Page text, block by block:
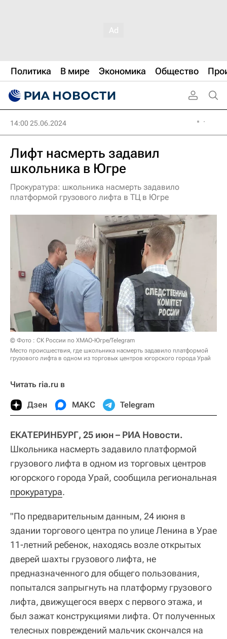
Политика В мире Экономика Общество
14:00 25.06.2024
Лифт насмерть задавил
школьника в Югре
Прокуратура: школьника насмерть задавило
платформой грузового лифта в ТЦ в Югре
© Фото : СК России по ХМАО-Югре/Telegram
Место происшествия, где школьника насмерть задавило платформой
грузового лифта в одном из торговых центров югорского города Урай
Читать ria.ru в
Дзен МАКС Telegram
ЕКАТЕРИНБУРГ, 25 июн – РИА Новости.
Школьника насмерть задавило платформой
грузового лифта в одном из торговых центров
югорского города Урай, сообщила региональная
прокуратура.
"По предварительным данным, 24 июня в
здании торгового центра по улице Ленина в Урае
11-летний ребенок, находясь возле открытых
дверей шахты грузового лифта, не
предназначенного для общего пользования,
попытался запрыгнуть на платформу грузового
лифта, движущегося вверх с первого этажа, и
был зажат конструкциями лифта. От полученных
телесных повреждений мальчик скончался на